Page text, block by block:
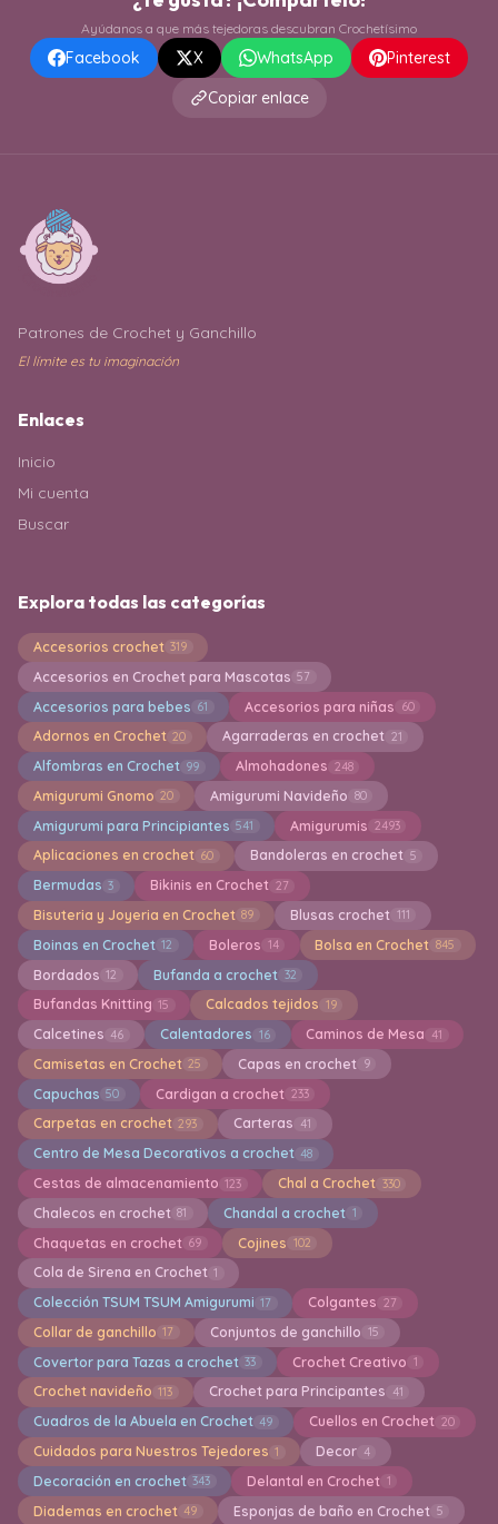
Ayúdanos a que más tejedoras descubran Crochetísimo
Facebook X WhatsApp
Pinterest
Copiar enlace
Patrones de Crochet y Ganchillo
El límite es tu imaginación
Enlaces
Inicio
Mi cuenta
Buscar
Explora todas las categorías
Accesorios crochet 319
Accesorios en Crochet para Mascotas 57
Accesorios para bebes 61 Accesorios para niñas 60
Adornos en Crochet 20 Agarraderas en crochet 21
Alfombras en Crochet 99 Almohadones 248
Amigurumi Gnomo 20 Amigurumi Navideño 80
Amigurumi para Principiantes 541 Amigurumis 2493
Aplicaciones en crochet 60 Bandoleras en crochet 5
Bermudas 3 Bikinis en Crochet 27
Bisuteria y Joyeria en Crochet 89 Blusas crochet 111
Boinas en Crochet 12 Boleros 14 Bolsa en Crochet 845
Bordados 12 Bufanda a crochet 32
Bufandas Knitting 15 Calcados tejidos 19
Calcetines 46 Calentadores 16 Caminos de Mesa 41
Camisetas en Crochet 25 Capas en crochet 9
Capuchas 50 Cardigan a crochet 233
Carpetas en crochet 293 Carteras 41
Centro de Mesa Decorativos a crochet 48
Cestas de almacenamiento 123 Chal a Crochet 330
Chalecos en crochet 81 Chandal a crochet 1
Chaquetas en crochet 69 Cojines 102
Cola de Sirena en Crochet 1
Colección TSUM TSUM Amigurumi 17 Colgantes 27
Collar de ganchillo 17 Conjuntos de ganchillo 15
Covertor para Tazas a crochet 33 Crochet Creativo 1
Crochet navideño 113 Crochet para Principantes 41
Cuadros de la Abuela en Crochet 49 Cuellos en Crochet 20
Cuidados para Nuestros Tejedores 1 Decor 4
Decoración en crochet 343 Delantal en Crochet 1
Diademas en crochet 49 Esponjas de baño en Crochet 5